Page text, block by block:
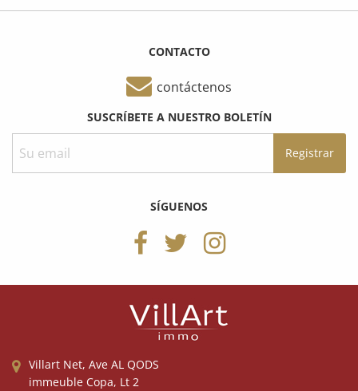
CONTACTO
contáctenos
SUSCRÍBETE A NUESTRO BOLETÍN
SÍGUENOS
Villart Net, Ave AL QODS
immeuble Copa, Lt 2